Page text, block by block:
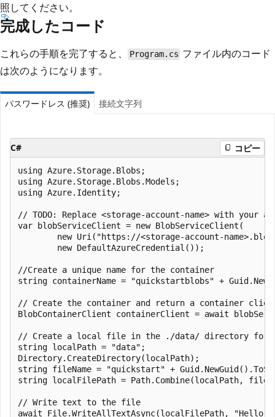
照してください。
完成したコード
これらの手順を完了すると、 Program.cs ファイル内のコード
は次のようになります。
パスワードレス (推奨) 接続文字列
C# コピー
using Azure.Storage.Blobs;
using Azure.Storage.Blobs.Models;
using Azure.Identity;
// TODO: Replace <storage-account-name> with your
var blobServiceClient = new BlobServiceClient(
new Uri("https://<storage-account-
        new DefaultAzureCredential());
//Create a unique name for the container
string containerName = "quickstartblobs" +
// Create the container and return a container
BlobContainerClient containerClient = await
// Create a local file in the ./data/ directory for
string localPath = "data";
Directory.CreateDirectory(localPath);
string fileName = "quickstart" +
string localFilePath = Path.Combine(localPath,
// Write text to the file
await File.WriteAllTextAsync(localFilePath, "Hello,